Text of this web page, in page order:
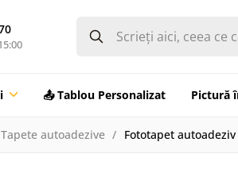
📤 Tablou Personalizat Pictură
Tapete autoadezive Fototapet